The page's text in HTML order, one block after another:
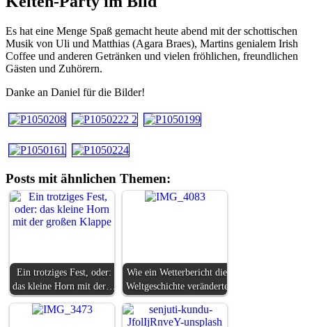
Es hat eine Menge Spaß gemacht heute abend mit der schottischen
Musik von Uli und Matthias (Agara Braes), Martins genialem Irish
Coffee und anderen Getränken und vielen fröhlichen, freundlichen
Gästen und Zuhörern.
Danke an Daniel für die Bilder!
Posts mit ähnlichen Themen:
Ein trotziges Fest, oder:
das kleine Horn mit der…
Wie ein Wetterbericht die
Weltgeschichte veränderte